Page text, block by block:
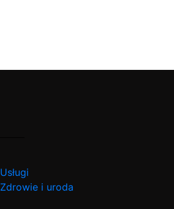
Usługi
Zdrowie i uroda